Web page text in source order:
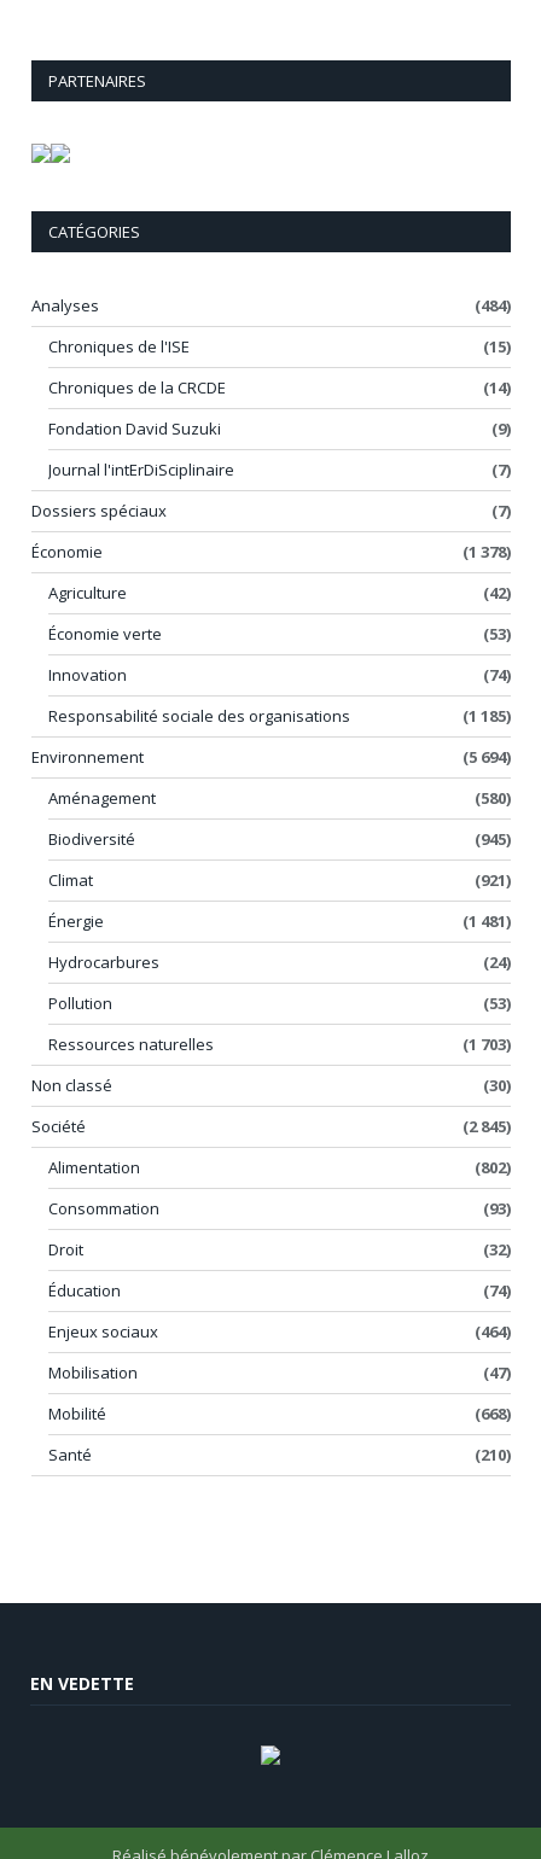
PARTENAIRES
CATÉGORIES
Analyses
(484)
Chroniques de l'ISE
(15)
Chroniques de la CRCDE
(14)
Fondation David Suzuki
(9)
Journal l'intErDiSciplinaire
(7)
Dossiers spéciaux
(7)
Économie
(1 378)
Agriculture
(42)
Économie verte
(53)
Innovation
(74)
Responsabilité sociale des organisations
(1 185)
Environnement
(5 694)
Aménagement
(580)
Biodiversité
(945)
Climat
(921)
Énergie
(1 481)
Hydrocarbures
(24)
Pollution
(53)
Ressources naturelles
(1 703)
Non classé
(30)
Société
(2 845)
Alimentation
(802)
Consommation
(93)
Droit
(32)
Éducation
(74)
Enjeux sociaux
(464)
Mobilisation
(47)
Mobilité
(668)
Santé
(210)
EN VEDETTE